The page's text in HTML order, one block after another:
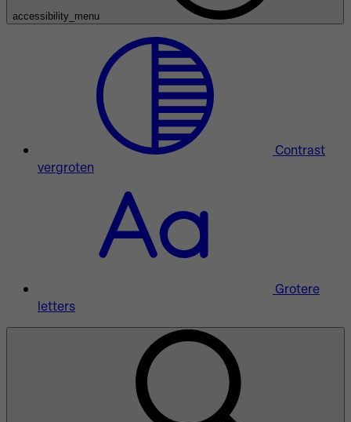
accessibility_menu
Contrast
vergroten
Grotere
letters